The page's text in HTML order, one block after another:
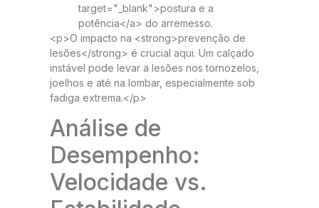
target="_blank">postura e a
potência</a> do arremesso.
<p>O impacto na <strong>prevenção de
lesões</strong> é crucial aqui. Um calçado
instável pode levar a lesões nos tornozelos,
joelhos e até na lombar, especialmente sob
fadiga extrema.</p>
Análise de
Desempenho:
Velocidade vs.